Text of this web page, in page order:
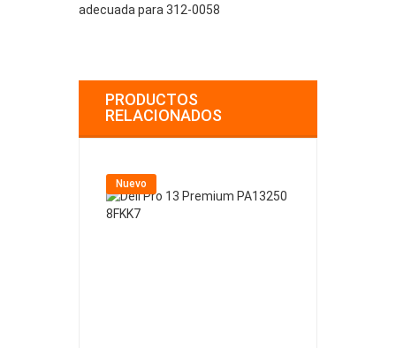
adecuada para 312-0058
PRODUCTOS
RELACIONADOS
Nuevo